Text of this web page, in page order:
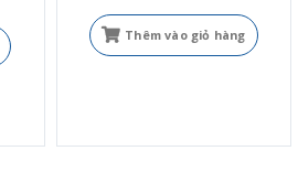
Thêm vào giỏ hàng